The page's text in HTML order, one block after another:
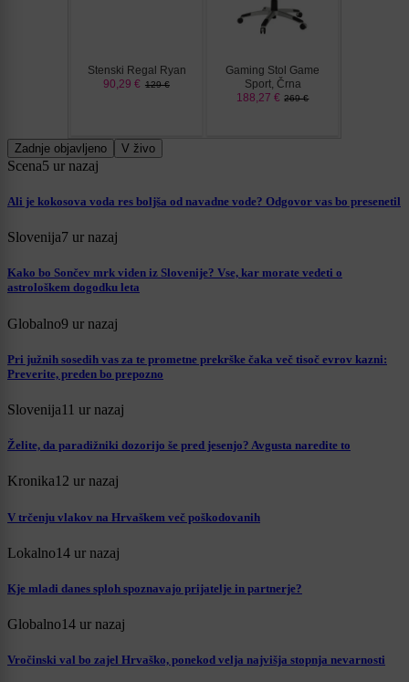
Zadnje objavljeno V živo
Scena5 ur nazaj
Ali je kokosova voda res boljša od navadne vode? Odgovor vas bo presenetil
Slovenija7 ur nazaj
Kako bo Sončev mrk viden iz Slovenije? Vse, kar morate vedeti o
astrološkem dogodku leta
Globalno9 ur nazaj
Pri južnih sosedih vas za te prometne prekrške čaka več tisoč evrov kazni:
Preverite, preden bo prepozno
Slovenija11 ur nazaj
Želite, da paradižniki dozorijo še pred jesenjo? Avgusta naredite to
Kronika12 ur nazaj
V trčenju vlakov na Hrvaškem več poškodovanih
Lokalno14 ur nazaj
Kje mladi danes sploh spoznavajo prijatelje in partnerje?
Globalno14 ur nazaj
Vročinski val bo zajel Hrvaško, ponekod velja najvišja stopnja nevarnosti